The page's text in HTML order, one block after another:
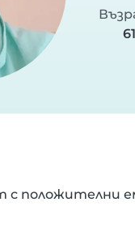
61
с положителни